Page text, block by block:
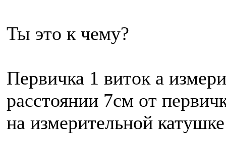
Ты это к чему?
Первичка 1 виток а
расстоянии 7см от
на измерительной